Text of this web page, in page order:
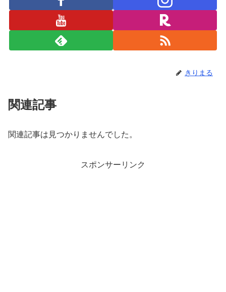
きりまる
関連記事
関連記事は見つかりませんでした。
スポンサーリンク